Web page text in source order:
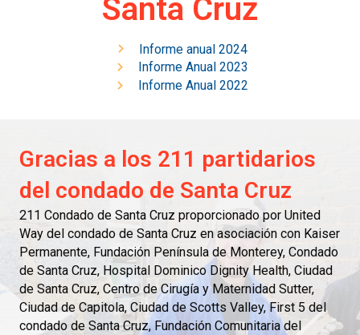
Santa Cruz
Informe anual 2024
Informe Anual 2023
Informe Anual 2022
Gracias a los 211 partidarios
del condado de Santa Cruz
211 Condado de Santa Cruz proporcionado por United
Way del condado de Santa Cruz en asociación con Kaiser
Permanente, Fundación Península de Monterey, Condado
de Santa Cruz, Hospital Dominico Dignity Health, Ciudad
de Santa Cruz, Centro de Cirugía y Maternidad Sutter,
Ciudad de Capitola, Ciudad de Scotts Valley, First 5 del
condado de Santa Cruz, Fundación Comunitaria del